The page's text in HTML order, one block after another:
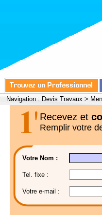
Navigation : Devis Travaux >
Recevez et
Remplir votre
Votre Nom :
Tel. fixe :
Votre e-mail :